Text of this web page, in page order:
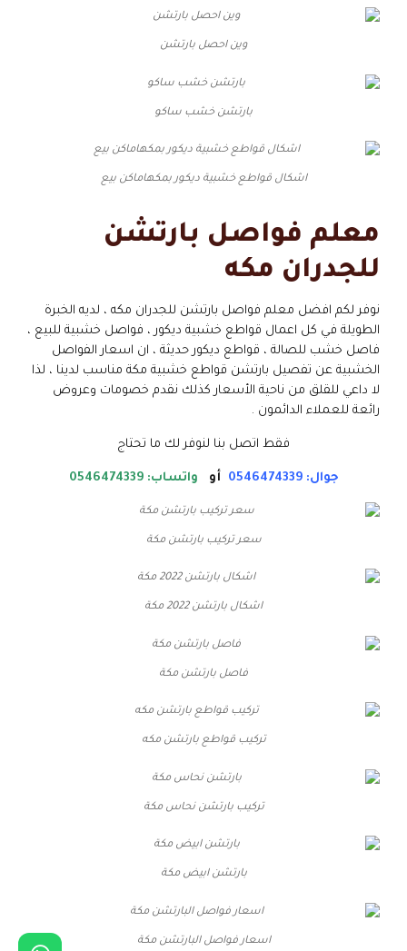
وين احصل بارتشن
بارتشن خشب ساكو
اشكال قواطع خشبية ديكور بمكهاماكن بيع
معلم فواصل بارتشن
للجدران مكه
نوفر لكم افضل معلم فواصل بارتشن للجدران مكه ، لديه الخبرة
الطويلة في كل اعمال قواطع خشبية ديكور ، فواصل خشبية للبيع ،
فاصل خشب للصالة ، قواطع ديكور حديثة ، ان اسعار الفواصل
الخشبية عن تفصيل بارتشن قواطع خشبية مكة مناسب لدينا ، لذا
لا داعي للقلق من ناحية الأسعار كذلك نقدم خصومات وعروض
رائعة للعملاء الدائمون .
فقط اتصل بنا لنوفر لك ما تحتاج
جوال: 0546474339 أو واتساب: 0546474339
سعر تركيب بارتشن مكة
اشكال بارتشن 2022 مكة
فاصل بارتشن مكة
تركيب قواطع بارتشن مكه
تركيب بارتشن نحاس مكة
بارتشن ابيض مكة
اسعار فواصل البارتشن مكة